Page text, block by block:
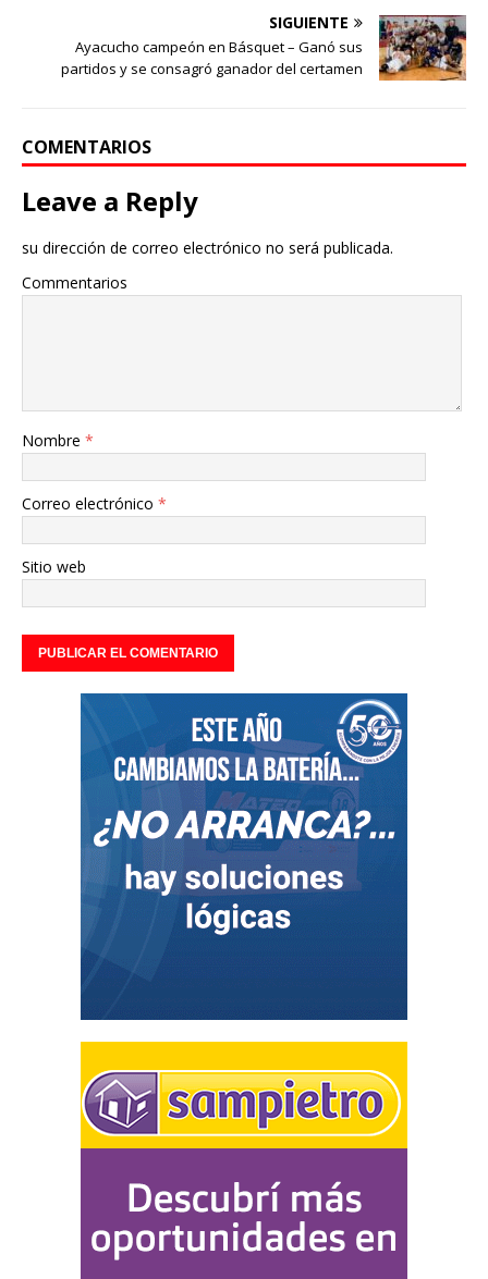
SIGUIENTE
Ayacucho campeón en Básquet – Ganó sus
partidos y se consagró ganador del certamen
COMENTARIOS
Leave a Reply
su dirección de correo electrónico no será publicada.
Commentarios
Nombre *
Correo electrónico *
Sitio web